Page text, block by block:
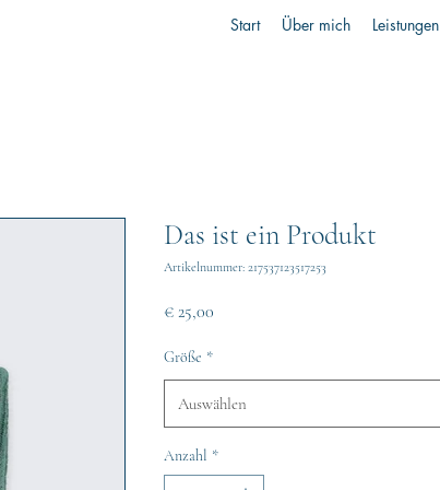
Start Über mich Leistungen
Das ist ein Produkt
Artikelnummer: 217537123517253
€ 25,00
Größe *
Auswählen
Anzahl *